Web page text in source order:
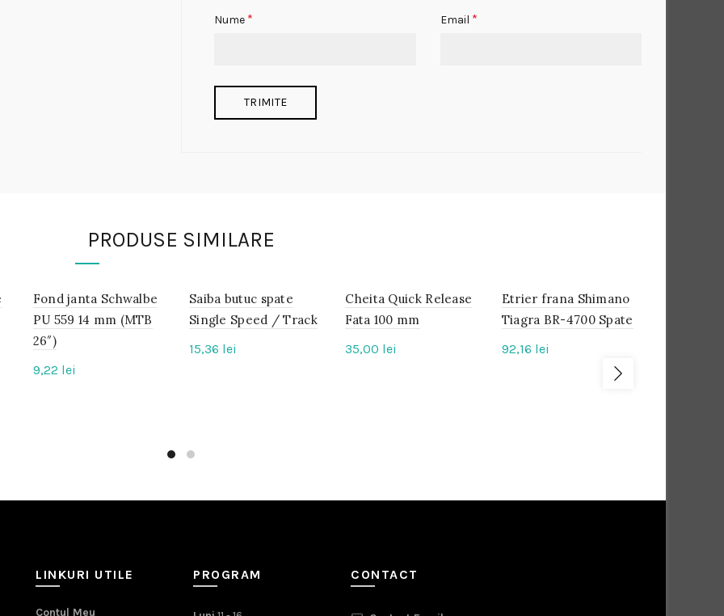
Nume * Email *
PRODUSE SIMILARE
IN
STOC
Fond janta Schwalbe
PU 559 14 mm (MTB
26″)
9,22 lei
IN
STOC
Saiba butuc spate
Single Speed / Track
15,36 lei
IN
STOC
Cheita Quick Release
Fata 100 mm
35,00 lei
IN
STOC
Etrier frana Shimano
Tiagra BR-4700 Spate
92,16 lei
LINKURI UTILE
Contul Meu
PROGRAM CONTACT